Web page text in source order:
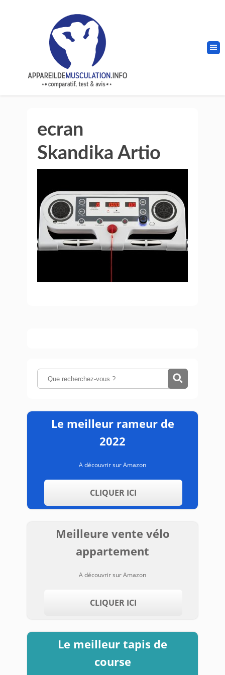
ecran
Skandika Artio
Le meilleur rameur de
2022
A découvrir sur Amazon
CLIQUER ICI
Meilleure vente vélo
appartement
A découvrir sur Amazon
CLIQUER ICI
Le meilleur tapis de
course